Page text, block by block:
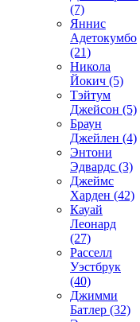
(7)
Яннис
Адетокумбо
(21)
Никола
Йокич (5)
Тэйтум
Джейсон (5)
Браун
Джейлен (4)
Энтони
Эдвардс (3)
Джеймс
Харден (42)
Кауай
Леонард
(27)
Расселл
Уэстбрук
(40)
Джимми
Батлер (32)